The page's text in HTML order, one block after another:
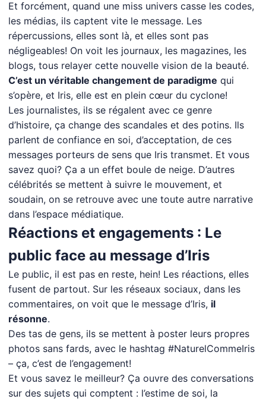
Et forcément, quand une miss univers casse les codes,
les médias, ils captent vite le message. Les
répercussions, elles sont là, et elles sont pas
négligeables! On voit les journaux, les magazines, les
blogs, tous relayer cette nouvelle vision de la beauté.
C’est un véritable changement de paradigme qui
s’opère, et Iris, elle est en plein cœur du cyclone!
Les journalistes, ils se régalent avec ce genre
d’histoire, ça change des scandales et des potins. Ils
parlent de confiance en soi, d’acceptation, de ces
messages porteurs de sens que Iris transmet. Et vous
savez quoi? Ça a un effet boule de neige. D’autres
célébrités se mettent à suivre le mouvement, et
soudain, on se retrouve avec une toute autre narrative
dans l’espace médiatique.
Réactions et engagements : Le
public face au message d’Iris
Le public, il est pas en reste, hein! Les réactions, elles
fusent de partout. Sur les réseaux sociaux, dans les
commentaires, on voit que le message d’Iris, il
résonne.
Des tas de gens, ils se mettent à poster leurs propres
photos sans fards, avec le hashtag #NaturelCommeIris
– ça, c’est de l’engagement!
Et vous savez le meilleur? Ça ouvre des conversations
sur des sujets qui comptent : l’estime de soi, la